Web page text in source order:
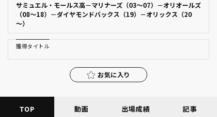
ファーム西地区
東北楽天ゴールデンイーグルス
埼玉西武ライオンズ
千葉ロッテマリーンズ
オリックス・バファローズ
設定
サミュエル・モールス高－マリナーズ（03～07）－オリオールズ
（08～18）－ダイヤモンドバックス（19）－オリックス（20
～）
獲得タイトル
お気に入り
TOP 動画 出場成績 記事